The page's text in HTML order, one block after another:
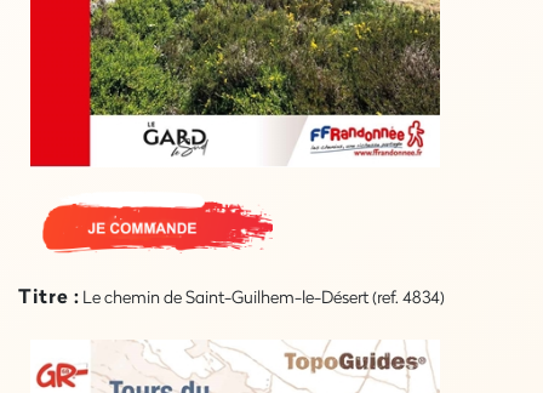
Titre : Le chemin de Saint-Guilhem-le-Désert (ref. 4834)